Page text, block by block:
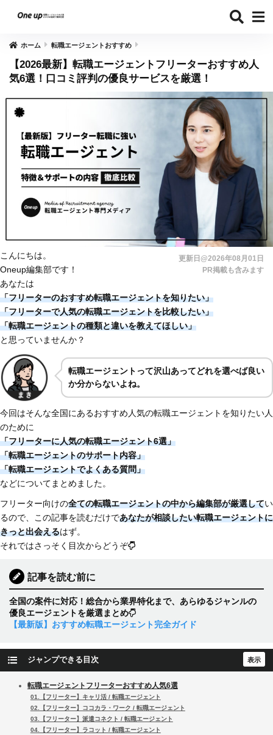
ホーム 転職エージェントおすすめ
【2026最新】転職エージェントフリーターおすすめ人
気6選！口コミ評判の優良サービスを厳選！
更新日@2026年08月01日
PR掲載も含みます
こんにちは。
Oneup編集部です！
あなたは
「フリーターのおすすめ転職エージェントを知りたい」
「フリーターで人気の転職エージェントを比較したい」
「転職エージェントの種類と違いを教えてほしい」
と思っていませんか？
転職エージェントって沢山あってどれを選べば良い
か分からないよね。
今回はそんな全国にあるおすすめ人気の転職エージェントを知りたい人
のために
「フリーターに人気の転職エージェント6選」
「転職エージェントのサポート内容」
「転職エージェントでよくある質問」
などについてまとめました。
フリーター向けの全ての転職エージェントの中から編集部が厳選してい
るので、この記事を読むだけであなたが相談したい転職エージェントに
きっと出会えるはず。
それではさっそく目次からどうぞ
記事を読む前に
全国の案件に対応！総合から業界特化まで、あらゆるジャンルの
優良エージェントを厳選まとめ
【最新版】おすすめ転職エージェント完全ガイド
ジャンプできる目次
転職エージェントフリーターおすすめ人気6選
01.【フリーター】キャリ活 / 転職エージェント
02.【フリーター】ココカラ・ワーク / 転職エージェント
03.【フリーター】派遣コネクト / 転職エージェント
04.【フリーター】ラコット / 転職エージェント